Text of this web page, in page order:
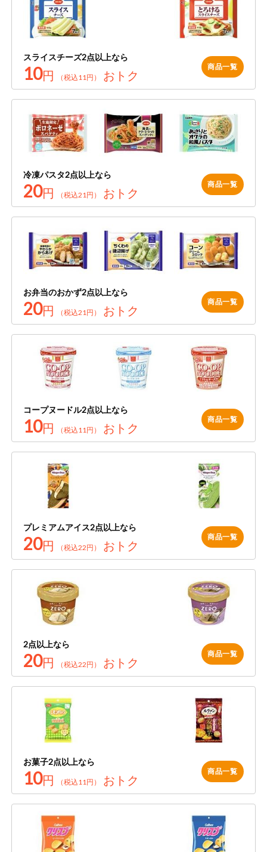
健康志向食品
スライスチーズ2点以上なら
10円 （税込11円） おトク
商品一覧
冷凍パスタ2点以上なら
20円 （税込21円） おトク
商品一覧
お弁当のおかず2点以上なら
20円 （税込21円） おトク
商品一覧
コープヌードル2点以上なら
10円 （税込11円） おトク
商品一覧
プレミアムアイス2点以上なら
20円 （税込22円） おトク
商品一覧
2点以上なら
20円 （税込22円） おトク
商品一覧
お菓子2点以上なら
10円 （税込11円） おトク
商品一覧